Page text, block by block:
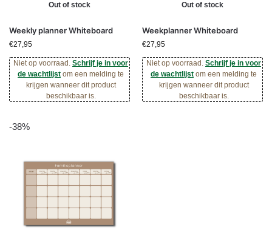
Out of stock
Weekly planner Whiteboard
€27,95
Niet op voorraad. Schrijf je in voor
de wachtlijst om een melding te
krijgen wanneer dit product
beschikbaar is.
Out of stock
Weekplanner Whiteboard
€27,95
Niet op voorraad. Schrijf je in voor
de wachtlijst om een melding te
krijgen wanneer dit product
beschikbaar is.
-38%